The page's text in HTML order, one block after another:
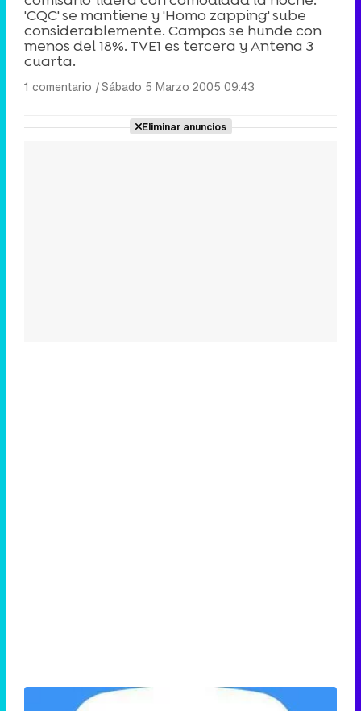
'CQC' se mantiene y 'Homo zapping' sube
considerablemente. Campos se hunde con
menos del 18%. TVE1 es tercera y Antena 3
cuarta.
1 comentario |Sábado 5 Marzo 2005 09:43
Eliminar anuncios